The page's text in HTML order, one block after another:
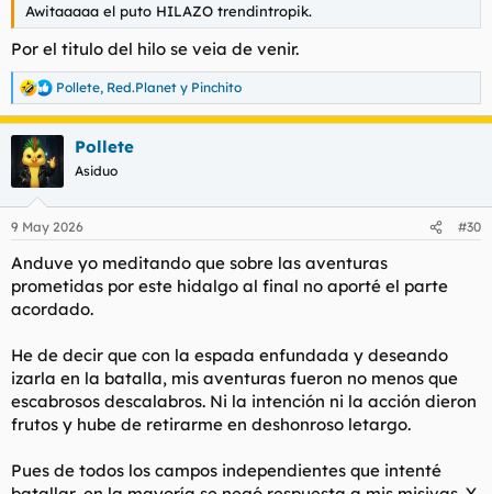
Awitaaaaa el puto HILAZO trendintropik.
Por el titulo del hilo se veia de venir.
R
e
a
c
c
i
e
:
Pollete, Red.Planet y Pinchito
Pollete
Asiduo
9 May 2026 #30
Anduve yo meditando que sobre las aventuras
prometidas por este hidalgo al final no aporté el parte
acordado.
He de decir que con la espada enfundada y deseando
izarla en la batalla, mis aventuras fueron no menos que
escabrosos descalabros. Ni la intención ni la acción dieron
frutos y hube de retirarme en deshonroso letargo.
Pues de todos los campos independientes que intenté